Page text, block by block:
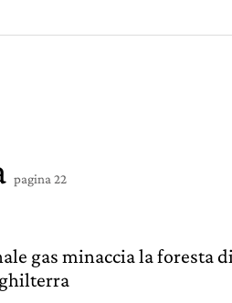
pagina 22
gas minaccia la foresta